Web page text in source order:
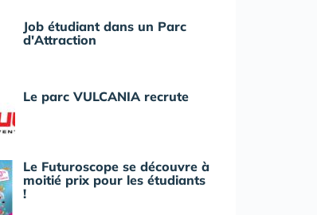
Job étudiant dans un Parc
d'Attraction
Le parc VULCANIA recrute
Le Futuroscope se découvre à
moitié prix pour les étudiants
!